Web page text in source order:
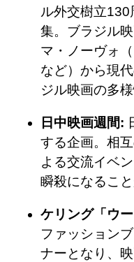
ル外交樹立
集。ブラジル
マ・ノーヴォ
など）から現
ジル映画の多
日中映画週間:
する企画。相
よる交流イベ
瞬殺になること
ケリング「ウ
ファッション
ナーとなり、